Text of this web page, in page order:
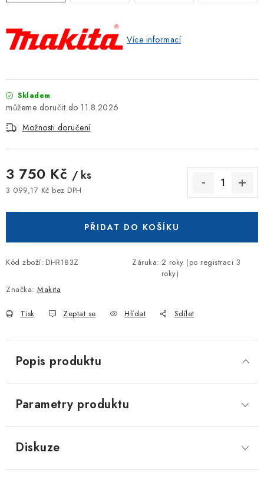
Více informací
Skladem
11.8.2026
Možnosti doručení
3 750 Kč / ks
3 099,17 Kč bez DPH
PŘIDAT DO KOŠÍKU
Kód zboží: DHR183Z Záruka: 2 roky (po registraci 3
roky)
Značka: Makita
Tisk Zeptat se Hlídat Sdílet
Popis produktu
Parametry produktu
Diskuze